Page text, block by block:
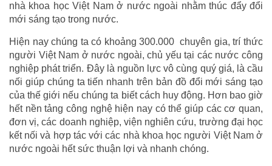
nhà khoa học Việt Nam ở nước ngoài nhằm thúc đẩy đổi
mới sáng tạo trong nước.
Hiện nay chúng ta có khoảng 300.000 chuyên gia, trí thức
người Việt Nam ở nước ngoài, chủ yếu tại các nước công
nghiệp phát triển. Đây là nguồn lực vô cùng quý giá, là cầu
nối giúp chúng ta tiến nhanh trên bản đồ đổi mới sáng tạo
của thế giới nếu chúng ta biết cách huy động. Hơn bao giờ
hết nền tảng công nghệ hiện nay có thể giúp các cơ quan,
đơn vị, các doanh nghiệp, viện nghiên cứu, trường đại học
kết nối và hợp tác với các nhà khoa học người Việt Nam ở
nước ngoài hết sức thuận lợi và nhanh chóng.